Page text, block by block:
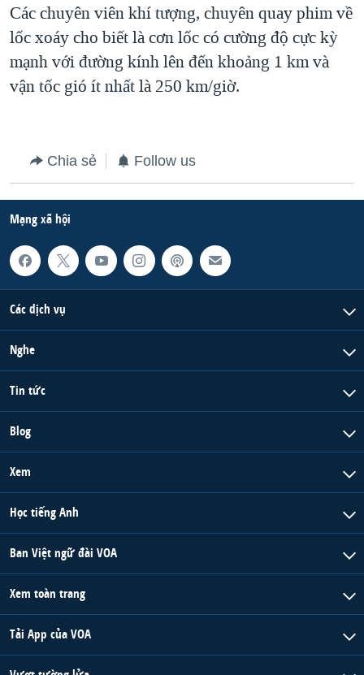
Các chuyên viên khí tượng, chuyên quay phim về
lốc xoáy cho biết là cơn lốc có cường độ cực kỳ
mạnh với đường kính lên đến khoảng 1 km và
vận tốc gió ít nhất là 250 km/giờ.
Chia sẻ Follow us
Mạng xã hội
Các dịch vụ
Nghe
Tin tức
Blog
Xem
Học tiếng Anh
Ban Việt ngữ đài VOA
Xem toàn trang
Tải App của VOA